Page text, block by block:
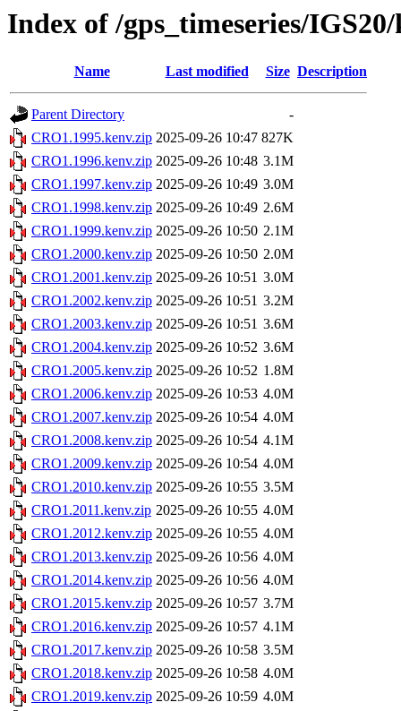
Index of /gps_timeseries/
Name Last modified Size Description
Parent Directory
-
CRO1.1995.kenv.zip 2025-09-26 10:47 827K
CRO1.1996.kenv.zip 2025-09-26 10:48 3.1M
CRO1.1997.kenv.zip 2025-09-26 10:49 3.0M
CRO1.1998.kenv.zip 2025-09-26 10:49 2.6M
CRO1.1999.kenv.zip 2025-09-26 10:50 2.1M
CRO1.2000.kenv.zip 2025-09-26 10:50 2.0M
CRO1.2001.kenv.zip 2025-09-26 10:51 3.0M
CRO1.2002.kenv.zip 2025-09-26 10:51 3.2M
CRO1.2003.kenv.zip 2025-09-26 10:51 3.6M
CRO1.2004.kenv.zip 2025-09-26 10:52 3.6M
CRO1.2005.kenv.zip 2025-09-26 10:52 1.8M
CRO1.2006.kenv.zip 2025-09-26 10:53 4.0M
CRO1.2007.kenv.zip 2025-09-26 10:54 4.0M
CRO1.2008.kenv.zip 2025-09-26 10:54 4.1M
CRO1.2009.kenv.zip 2025-09-26 10:54 4.0M
CRO1.2010.kenv.zip 2025-09-26 10:55 3.5M
CRO1.2011.kenv.zip 2025-09-26 10:55 4.0M
CRO1.2012.kenv.zip 2025-09-26 10:55 4.0M
CRO1.2013.kenv.zip 2025-09-26 10:56 4.0M
CRO1.2014.kenv.zip 2025-09-26 10:56 4.0M
CRO1.2015.kenv.zip 2025-09-26 10:57 3.7M
CRO1.2016.kenv.zip 2025-09-26 10:57 4.1M
CRO1.2017.kenv.zip 2025-09-26 10:58 3.5M
CRO1.2018.kenv.zip 2025-09-26 10:58 4.0M
CRO1.2019.kenv.zip 2025-09-26 10:59 4.0M